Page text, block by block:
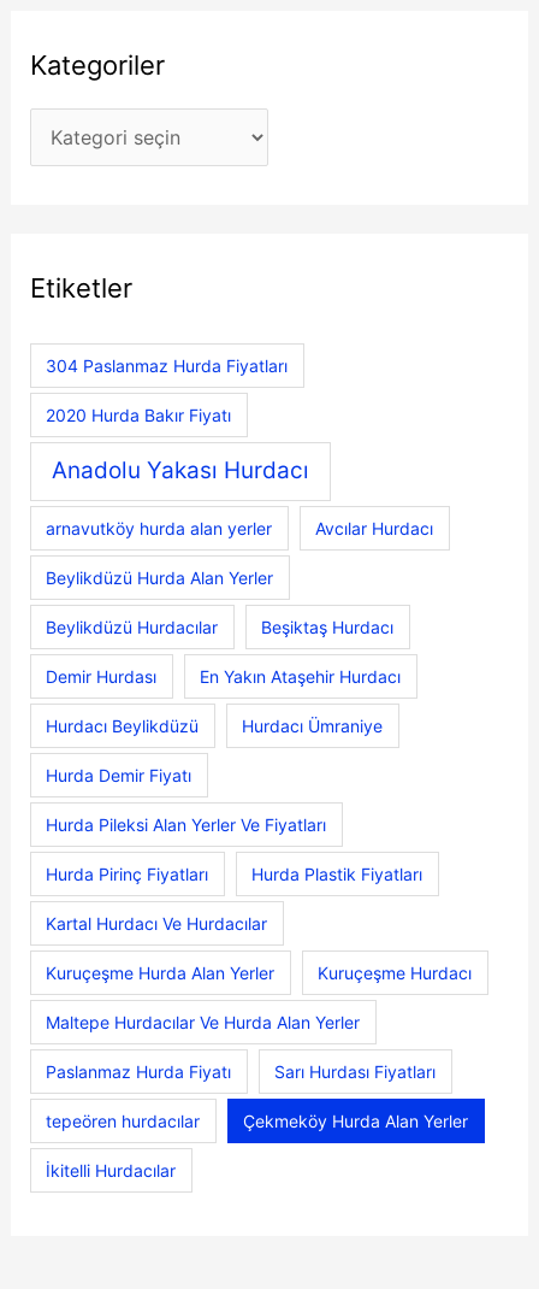
Kategoriler
Etiketler
304 Paslanmaz Hurda Fiyatları
2020 Hurda Bakır Fiyatı
Anadolu Yakası Hurdacı
arnavutköy hurda alan yerler Avcılar Hurdacı
Beylikdüzü Hurda Alan Yerler
Beylikdüzü Hurdacılar Beşiktaş Hurdacı
Demir Hurdası En Yakın Ataşehir Hurdacı
Hurdacı Beylikdüzü Hurdacı Ümraniye
Hurda Demir Fiyatı
Hurda Pileksi Alan Yerler Ve Fiyatları
Hurda Pirinç Fiyatları Hurda Plastik Fiyatları
Kartal Hurdacı Ve Hurdacılar
Kuruçeşme Hurda Alan Yerler Kuruçeşme Hurdacı
Maltepe Hurdacılar Ve Hurda Alan Yerler
Paslanmaz Hurda Fiyatı Sarı Hurdası Fiyatları
tepeören hurdacılar Çekmeköy Hurda Alan Yerler
İkitelli Hurdacılar